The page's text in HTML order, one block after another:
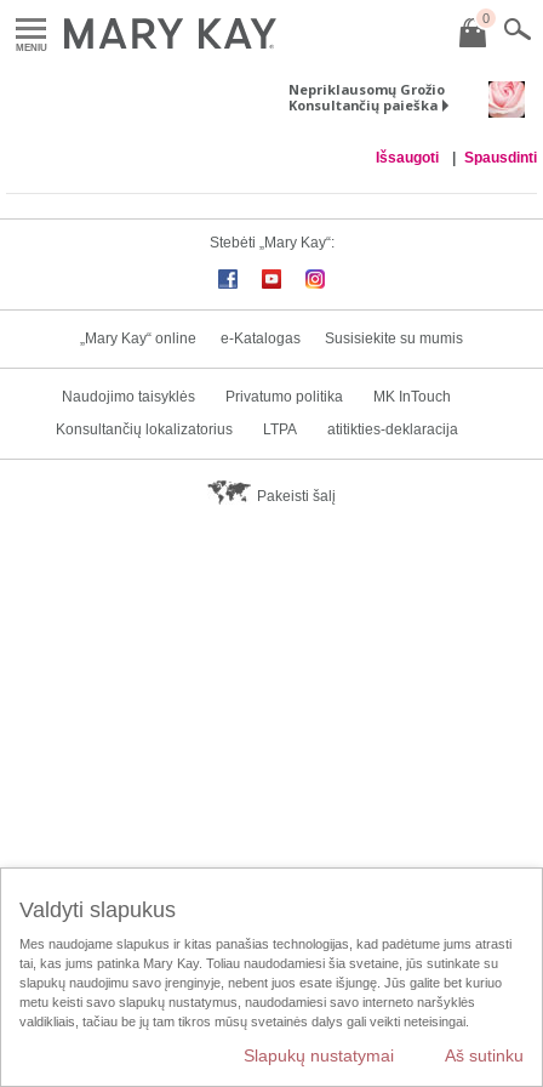
MENIU
0
Nepriklausomų Grožio
Konsultančių paieška
Išsaugoti Spausdinti
Stebėti „Mary Kay“:
„Mary Kay“ online e-Katalogas Susisiekite su mumis
Naudojimo taisyklės Privatumo politika
MK InTouch
Konsultančių lokalizatorius
LTPA atitikties-deklaracija
Pakeisti šalį
Valdyti slapukus
Mes naudojame slapukus ir kitas panašias technologijas, kad padėtume jums atrasti
tai, kas jums patinka Mary Kay. Toliau naudodamiesi šia svetaine, jūs sutinkate su
slapukų naudojimu savo įrenginyje, nebent juos esate išjungę. Jūs galite bet kuriuo
metu keisti savo slapukų nustatymus, naudodamiesi savo interneto naršyklės
valdikliais, tačiau be jų tam tikros mūsų svetainės dalys gali veikti neteisingai.
Aš sutinku
Slapukų nustatymai